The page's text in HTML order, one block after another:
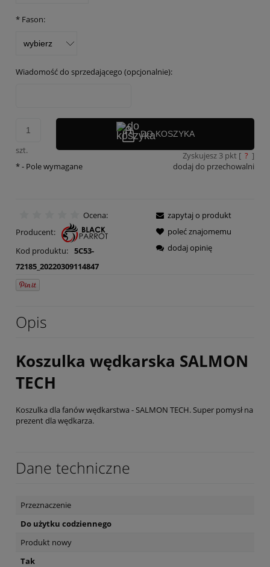
* Fason:
Wiadomość do sprzedającego (opcjonalnie):
szt.
DO KOSZYKA
Zyskujesz 3pkt [ ? ]
dodaj do przechowalni
*- Pole wymagane
Ocena:
Producent:
Kod produktu: 5C53-
72185_20220309114847
zapytaj o produkt
poleć znajomemu
dodaj opinię
Opis
Koszulka wędkarska SALMON
TECH
Koszulka dla fanów wędkarstwa - SALMON TECH. Super pomysł na
prezent dla wędkarza.
Dane techniczne
Przeznaczenie
Do użytku codziennego
Produkt nowy
Tak